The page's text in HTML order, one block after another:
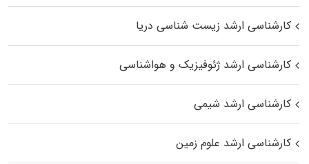
کارشناسی ارشد زیست‌ شناسی دریا
کارشناسی ارشد ژئوفیزیک و هواشناسی
کارشناسی ارشد شیمی
کارشناسی ارشد علوم زمین